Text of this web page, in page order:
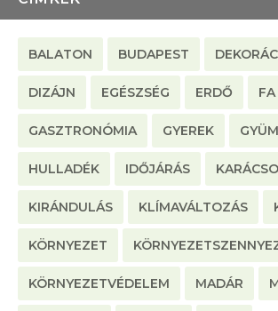
BALATON BUDAPEST
DIZÁJN EGÉSZSÉG ERDŐ FA
GASZTRONÓMIA GYEREK
HULLADÉK IDŐJÁRÁS
KIRÁNDULÁS KLÍMAVÁLTOZÁS
KÖRNYEZET
KÖRNYEZETVÉDELEM MADÁR